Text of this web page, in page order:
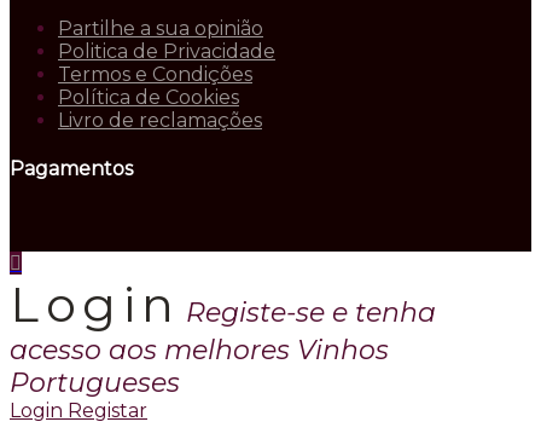
Partilhe a sua opinião
Politica de Privacidade
Termos e Condições
Política de Cookies
Livro de reclamações
Pagamentos
Login Registe-se e tenha
acesso aos melhores Vinhos
Portugueses
Login Registar